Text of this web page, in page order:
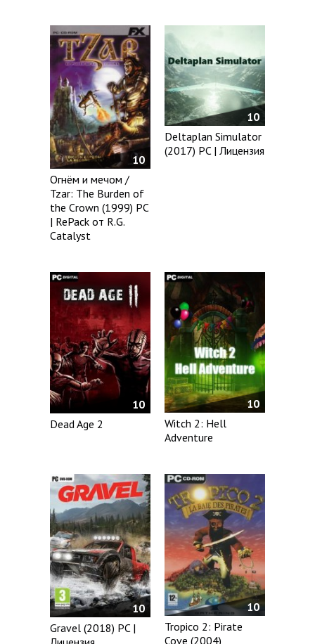
10
Огнём и мечом /
Tzar: The Burden of
the Crown (1999) PC
| RePack от R.G.
Catalyst
10
Deltaplan Simulator
(2017) PC | Лицензия
10
Dead Age 2
10
Witch 2: Hell
Adventure
10
Gravel (2018) PC |
10
Tropico 2: Pirate
Cove (2004)